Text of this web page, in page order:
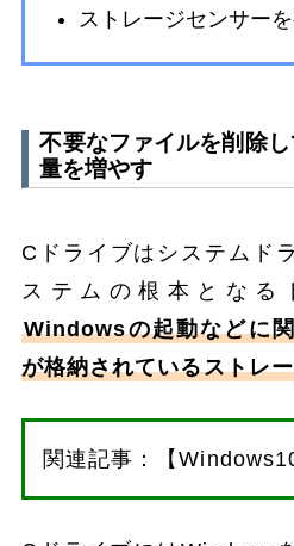
ストレージセンサー
不要なファイルを削除
量を増やす
Cドライブはシステムド
ステムの根本となる
Windowsの起動などに
が格納されているストレ
関連記事：【